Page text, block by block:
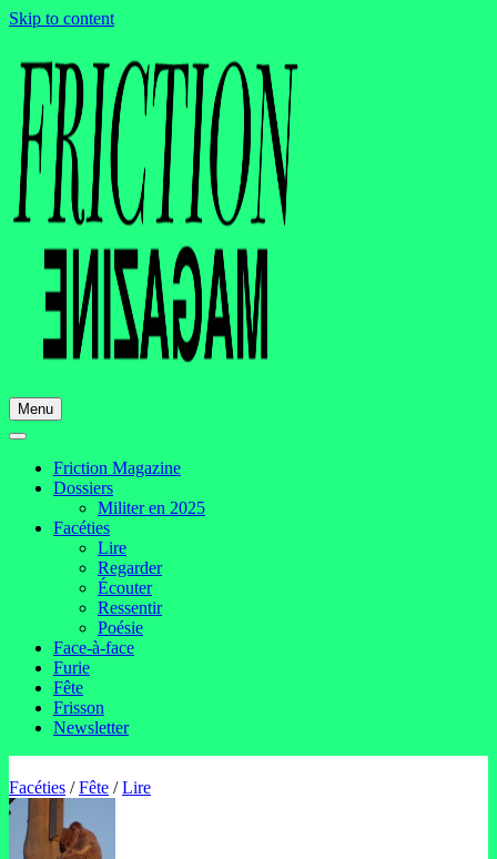
Skip to content
Menu
Friction Magazine
Dossiers
Militer en 2025
Facéties
Lire
Regarder
Écouter
Ressentir
Poésie
Face-à-face
Furie
Fête
Frisson
Newsletter
Facéties /Fête /Lire